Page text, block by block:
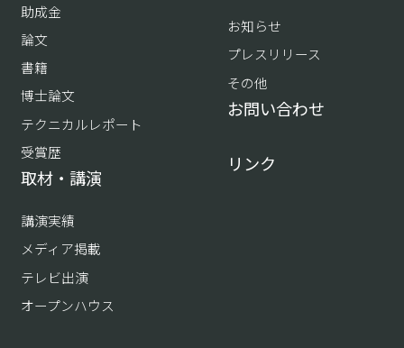
助成金
論文
書籍
博士論文
テクニカルレポート
受賞歴
取材・講演
講演実績
メディア掲載
テレビ出演
オープンハウス
お知らせ
プレスリリース
その他
お問い合わせ
リンク